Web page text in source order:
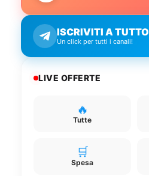
ISCRIVITI A TUTTO
Un click per tutti i canali!
LIVE OFFERTE
🔥
Tutte
🛒
Spesa